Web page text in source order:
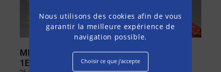
Nous utilisons des cookies afin de vous
garantir la meilleure expérience de
navigation possible.
Choisir ce que j'accepte
MENU DU LUNDI 27 OCTOBRE AU SAMEDI
1ER NOVEMBRE 2025